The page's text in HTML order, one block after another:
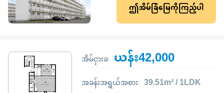
ဤအိမ်ခြံမြေကိုကြည့်ပါ
အိမ်ငှားခ: ယန်း42,000
အခန်းအရွယ်အစား: 39.51m² / 1LDK